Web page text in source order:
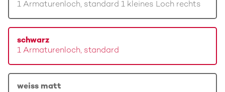
1 Armaturenloch, standard 1 kleines Loch rechts
schwarz
1 Armaturenloch, standard
weiss matt